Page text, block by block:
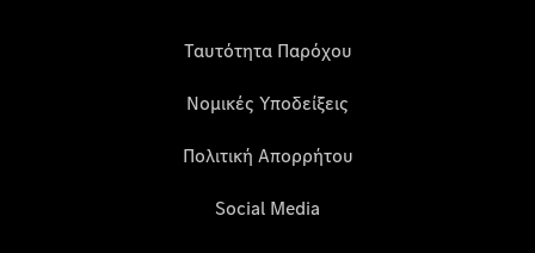
Ταυτότητα Παρόχου
Νομικές Υποδείξεις
Πολιτική Απορρήτου
Social Media